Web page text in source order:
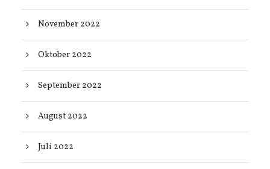
November 2022
Oktober 2022
September 2022
August 2022
Juli 2022